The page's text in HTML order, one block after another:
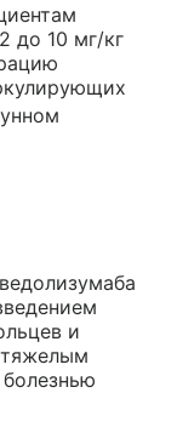
до 10 мг/кг
и